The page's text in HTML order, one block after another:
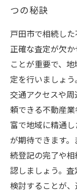
つの秘訣
戸田市で相続した
正確な査定が欠
ことが重要で、
定を行いましょう
交通アクセスや
頼できる不動産
富で地域に精通
が期待できます
続登記の完了や
認しましょう。
検討することが